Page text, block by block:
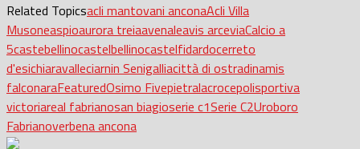
Related Topicsacli mantovani anconaAcli Villa
Musoneaspioaurora treiaavenaleavis arceviaCalcio a
5castebellinocastelbellinocastelfidardocerreto
d'esichiaravalleciarnin Senigalliacittà di ostradinamis
falconaraFeaturedOsimo Fivepietralacrocepolisportiva
victoriareal fabrianosan biagioserie c1Serie C2Uroboro
Fabrianoverbena ancona